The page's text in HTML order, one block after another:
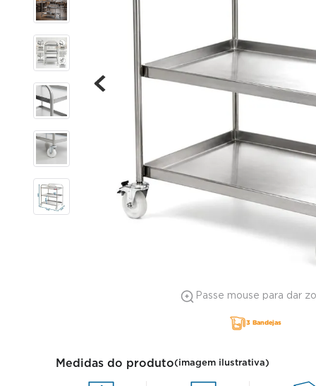
Passe mouse para dar
3 Bandejas
Medidas do produto(imagem ilustrativa)